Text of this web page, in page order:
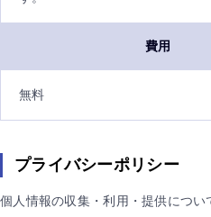
費用
無料
プライバシーポリシー
個人情報の収集・利用・提供につい